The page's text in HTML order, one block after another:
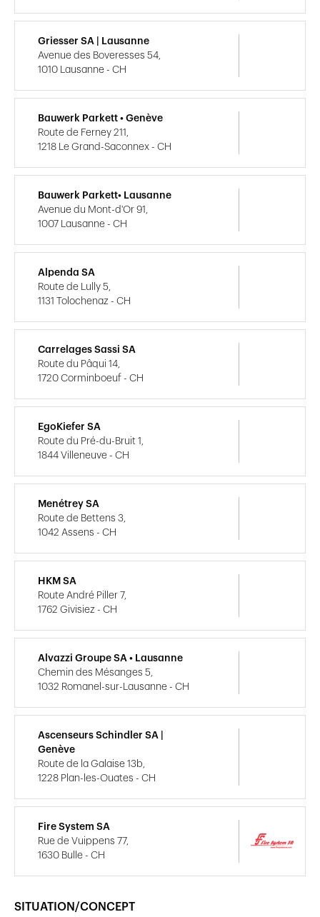
SITUATION/CONCEPT
Griesser SA | Lausanne
Avenue des Boveresses 54,
1010 Lausanne - CH
Bauwerk Parkett • Genève
Route de Ferney 211,
1218 Le Grand-Saconnex - CH
Bauwerk Parkett• Lausanne
Avenue du Mont-d'Or 91,
1007 Lausanne - CH
Alpenda SA
Route de Lully 5,
1131 Tolochenaz - CH
Carrelages Sassi SA
Route du Pâqui 14,
1720 Corminboeuf - CH
EgoKiefer SA
Route du Pré-du-Bruit 1,
1844 Villeneuve - CH
Menétrey SA
Route de Bettens 3,
1042 Assens - CH
HKM SA
Route André Piller 7,
1762 Givisiez - CH
Alvazzi Groupe SA • Lausanne
Chemin des Mésanges 5,
1032 Romanel-sur-Lausanne - CH
Ascenseurs Schindler SA |
Genève
Route de la Galaise 13b,
1228 Plan-les-Ouates - CH
Fire System SA
Rue de Vuippens 77,
1630 Bulle - CH